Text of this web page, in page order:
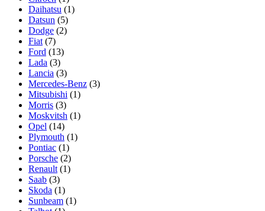
Daihatsu (1)
Datsun (5)
Dodge (2)
Fiat (7)
Ford (13)
Lada (3)
Lancia (3)
Mercedes-Benz (3)
Mitsubishi (1)
Morris (3)
Moskvitsh (1)
Opel (14)
Plymouth (1)
Pontiac (1)
Porsche (2)
Renault (1)
Saab (3)
Skoda (1)
Sunbeam (1)